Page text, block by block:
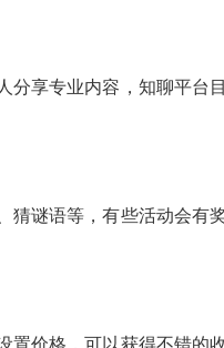
享专业内容，知聊平台
猜谜语等，有些活动会有
置价格，可以获得不错的